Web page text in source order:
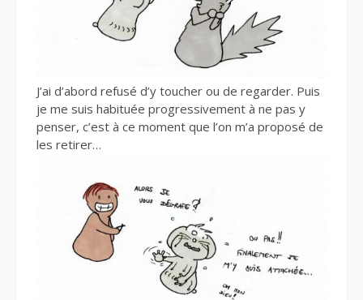
J’ai d’abord refusé d’y toucher ou de regarder. Puis
je me suis habituée progressivement à ne pas y
penser, c’est à ce moment que l’on m’a proposé de
les retirer…